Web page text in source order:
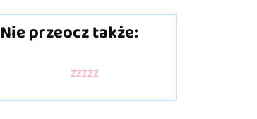
Nie przeocz także:
zzzzz